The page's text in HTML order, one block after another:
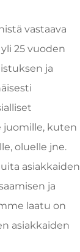
vastaava
25 vuoden
ja
juomille, kuten
oluelle jne.
asiakkaiden
ja
laatu on
asiakkaiden